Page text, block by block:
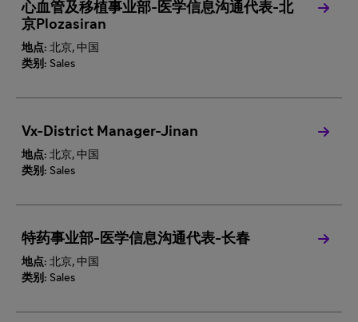
心血管及移植事业部-医学信息沟通代表-北
京Plozasiran
地点: 北京, 中国
类别: Sales
Vx-District Manager-Jinan
地点: 北京, 中国
类别: Sales
特药事业部-医学信息沟通代表-长春
地点: 北京, 中国
类别: Sales